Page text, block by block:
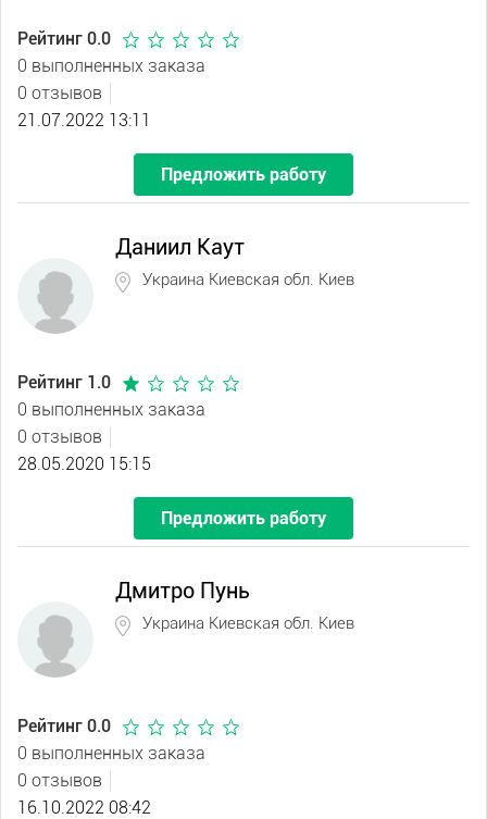
Рейтинг 0.0
0 выполненных заказа
0 отзывов
21.07.2022 13:11
Предложить работу
Даниил Каут
Украина Киевская обл. Киев
Рейтинг 1.0
0 выполненных заказа
0 отзывов
28.05.2020 15:15
Предложить работу
Дмитро Пунь
Украина Киевская обл. Киев
Рейтинг 0.0
0 выполненных заказа
0 отзывов
16.10.2022 08:42